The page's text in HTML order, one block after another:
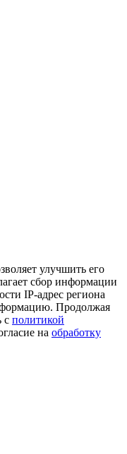
улучшить его
сбор информации
IP-адрес региона
Продолжая
с политикой
на обработку